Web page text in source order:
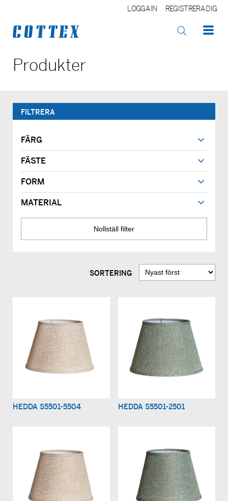
LOGGA IN REGISTRERA DIG
Produkter
FILTRERA
FÄRG
FÄSTE
FORM
MATERIAL
SORTERING
HEDDA S5501-5504 HEDDA S5501-2501